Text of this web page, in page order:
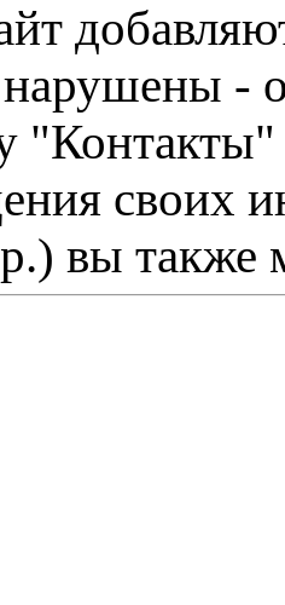
-
"Контакты"
своих
вы также